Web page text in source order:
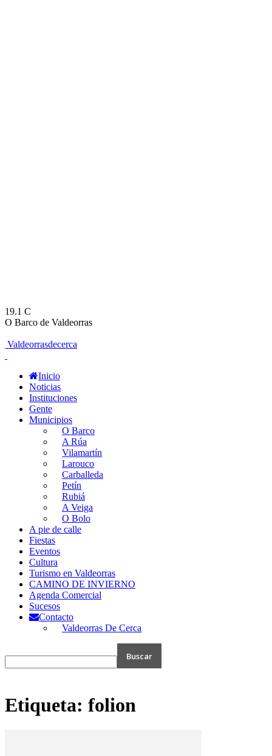
19.1 C
O Barco de Valdeorras
Valdeorrasdecerca
Inicio
Noticias
Instituciones
Gente
Municipios
O Barco
A Rúa
Vilamartín
Larouco
Carballeda
Petín
Rubiá
A Veiga
O Bolo
A pie de calle
Fiestas
Eventos
Cultura
Turismo en Valdeorras
CAMINO DE INVIERNO
Agenda Comercial
Sucesos
Contacto
Valdeorras De Cerca
Etiqueta: folion